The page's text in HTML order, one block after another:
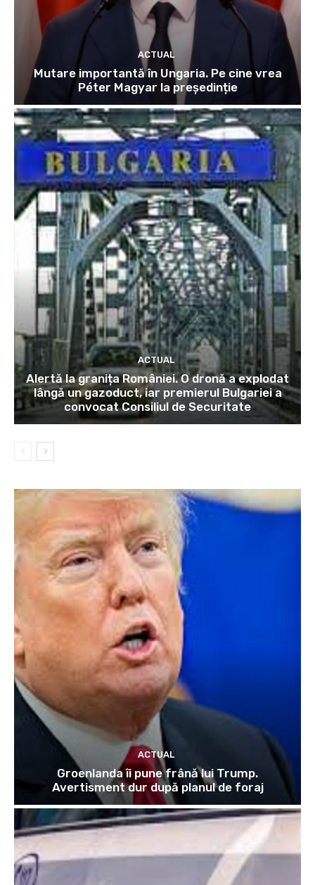
ACTUAL
Mutare importantă în Ungaria. Pe cine vrea
Péter Magyar la președinție
ACTUAL
Alertă la granița României. O dronă a explodat
lângă un gazoduct, iar premierul Bulgariei a
convocat Consiliul de Securitate
ACTUAL
Groenlanda îi pune frână lui Trump.
Avertisment dur după planul de foraj